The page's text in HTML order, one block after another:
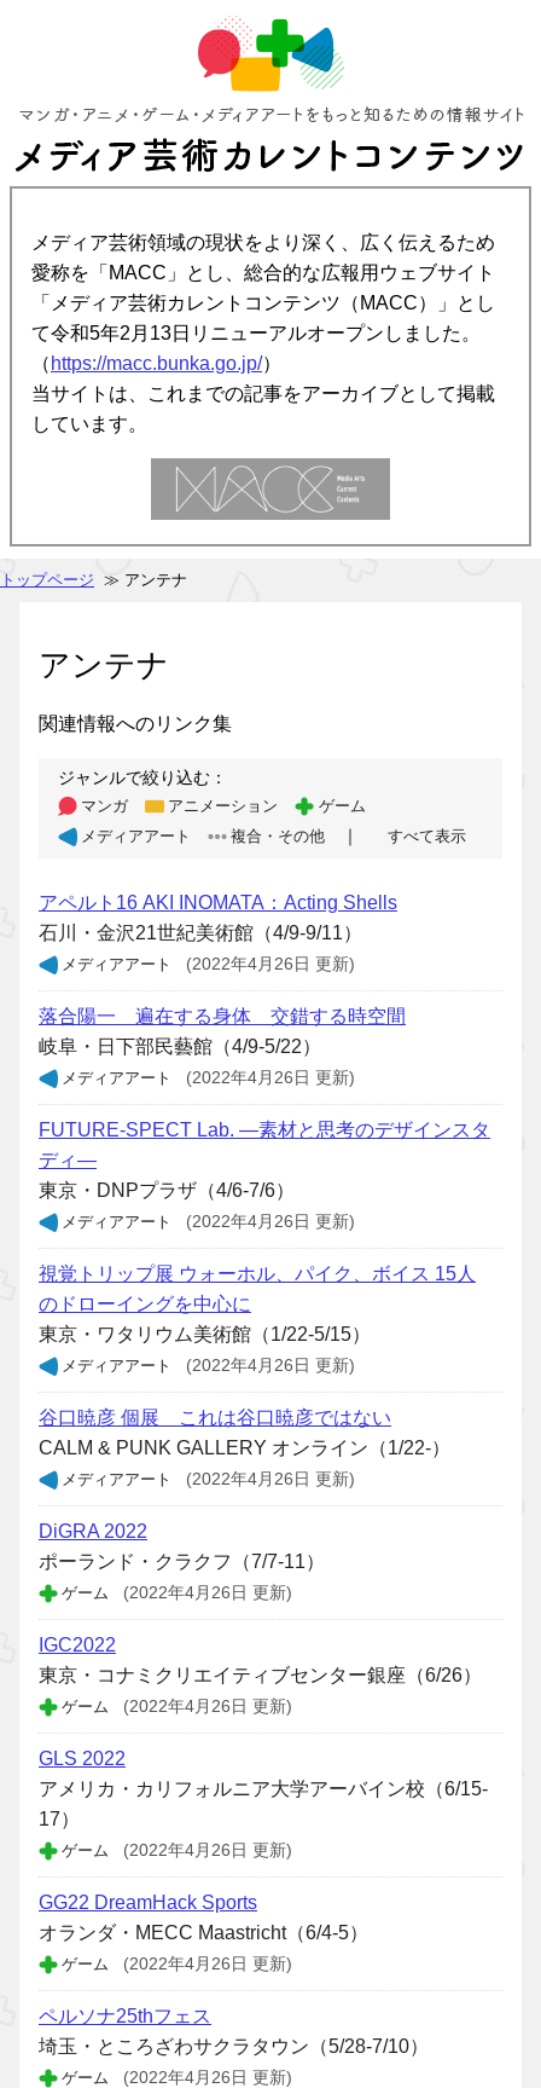
メディア芸術領域の現状をより深く、広く伝えるため
愛称を「MACC」とし、総合的な広報用ウェブサイト
「メディア芸術カレントコンテンツ（MACC）」とし
て令和5年2月13日リニューアルオープンしました。
（ https://macc.bunka.go.jp/）
当サイトは、これまでの記事をアーカイブとして掲載
しています。
トップページ ≫ アンテナ
アンテナ
関連情報へのリンク集
ジャンルで絞り込む：
マンガ アニメーション
ゲーム
メディアアート
複合・その他 ｜ すべて表示
アペルト16 AKI INOMATA：Acting Shells
石川・金沢21世紀美術館（4/9-9/11）
メディアアート (2022年4月26日 更新)
落合陽一 遍在する身体 交錯する時空間
岐阜・日下部民藝館（4/9-5/22）
メディアアート (2022年4月26日 更新)
FUTURE-SPECT Lab. ―素材と思考のデザインスタ
ディ―
東京・DNPプラザ（4/6-7/6）
メディアアート (2022年4月26日 更新)
視覚トリップ展 ウォーホル、パイク、ボイス 15人
のドローイングを中心に
東京・ワタリウム美術館（1/22-5/15）
メディアアート (2022年4月26日 更新)
谷口暁彦 個展 これは谷口暁彦ではない
CALM & PUNK GALLERY オンライン（1/22-）
メディアアート (2022年4月26日 更新)
DiGRA 2022
ポーランド・クラクフ（7/7-11）
ゲーム (2022年4月26日 更新)
IGC2022
東京・コナミクリエイティブセンター銀座（6/26）
ゲーム (2022年4月26日 更新)
GLS 2022
アメリカ・カリフォルニア大学アーバイン校（6/15-
17）
ゲーム (2022年4月26日 更新)
GG22 DreamHack Sports
オランダ・MECC Maastricht（6/4-5）
ゲーム (2022年4月26日 更新)
ペルソナ25thフェス
埼玉・ところざわサクラタウン（5/28-7/10）
ゲーム (2022年4月26日 更新)